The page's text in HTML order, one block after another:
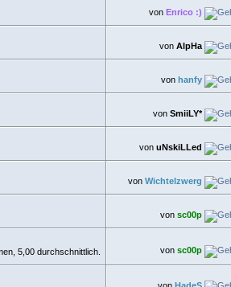
von Enrico :)
von AlpHa
von hanfy
von SmiiLY*
von uNskiLLed
von Wichtelzwerg
von sc00p
von sc00p